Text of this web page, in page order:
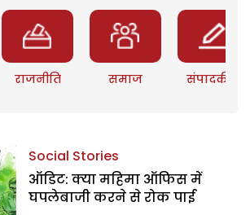
राजनीति समाज संपादकीय
Social Stories
ऑडिट: क्या महिमा ऑफिस में
घपलेबाजी करने से रोक पाई